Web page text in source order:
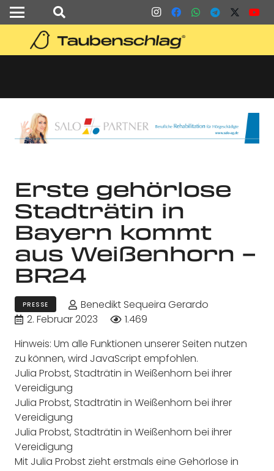
Erste gehörlose
Stadträtin in
Bayern kommt
aus Weißenhorn –
BR24
PRESSE
Benedikt Sequeira Gerardo
2. Februar 2023
1.469
Hinweis: Um alle Funktionen unserer Seiten nutzen
zu können, wird JavaScript empfohlen.
Julia Probst, Stadträtin in Weißenhorn bei ihrer
Vereidigung
Julia Probst, Stadträtin in Weißenhorn bei ihrer
Vereidigung
Julia Probst, Stadträtin in Weißenhorn bei ihrer
Vereidigung
Mit Julia Probst zieht erstmals eine Gehörlose in